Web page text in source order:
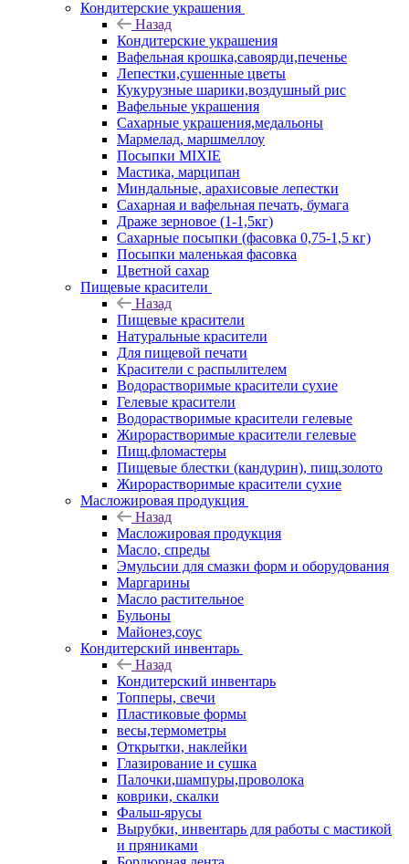
Кондитерские украшения
Назад
Кондитерские украшения
Вафельная крошка,савоярди,печенье
Лепестки,сушенные цветы
Кукурузные шарики,воздушный рис
Вафельные украшения
Сахарные украшения,медальоны
Мармелад, маршмеллоу
Посыпки MIXIE
Мастика, марципан
Миндальные, арахисовые лепестки
Сахарная и вафельная печать, бумага
Драже зерновое (1-1,5кг)
Сахарные посыпки (фасовка 0,75-1,5 кг)
Посыпки маленькая фасовка
Цветной сахар
Пищевые красители
Назад
Пищевые красители
Натуральные красители
Для пищевой печати
Красители с распылителем
Водорастворимые красители сухие
Гелевые красители
Водорастворимые красители гелевые
Жирорастворимые красители гелевые
Пищ.фломастеры
Пищевые блестки (кандурин), пищ.золото
Жирорастворимые красители сухие
Масложировая продукция
Назад
Масложировая продукция
Масло, спреды
Эмульсии для смазки форм и оборудования
Маргарины
Масло растительное
Бульоны
Майонез,соус
Кондитерский инвентарь
Назад
Кондитерский инвентарь
Топперы, свечи
Пластиковые формы
весы,термометры
Открытки, наклейки
Глазирование и сушка
Палочки,шампуры,проволока
коврики, скалки
Фальш-ярусы
Вырубки, инвентарь для работы с мастикой
и пряниками